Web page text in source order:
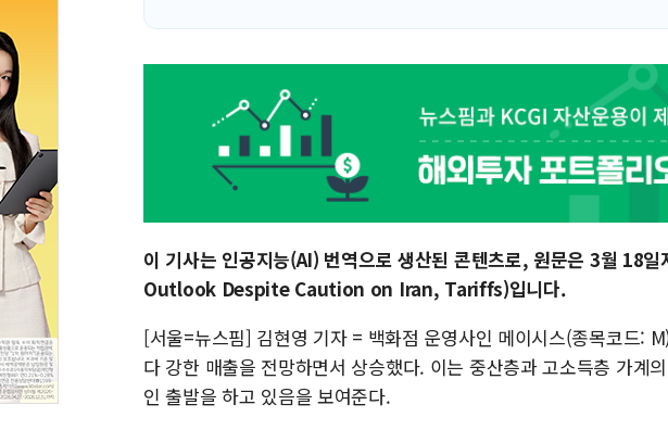
이 기사는 인공지능(AI) 번역으로 생산된 콘텐츠로, 원문은 3월 18
Outlook Despite Caution on Iran, Tariffs)입니다.
[서울=뉴스핌] 김현영 기자 = 백화점 운영사인 메이시스(종목코드:
다 강한 매출을 전망하면서 상승했다. 이는 중산층과 고소득층 가계
인 출발을 하고 있음을 보여준다.